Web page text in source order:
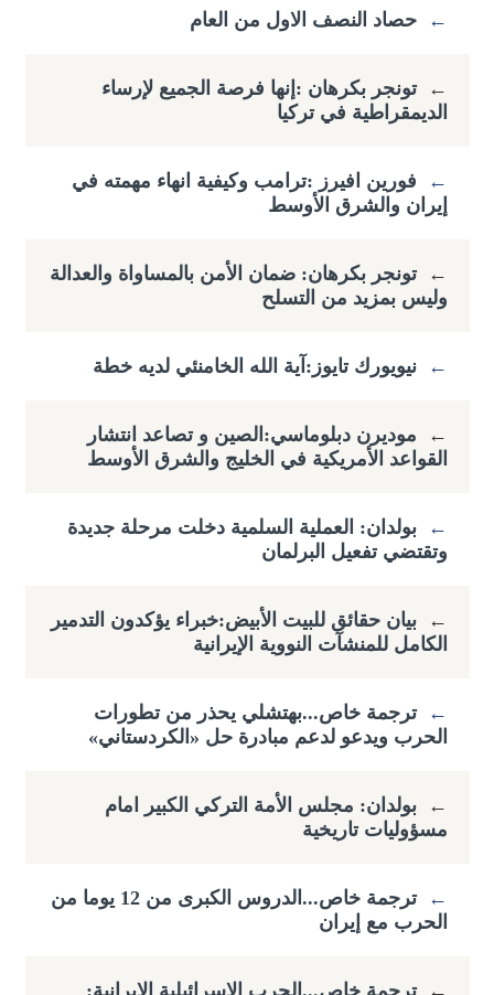
← حصاد النصف الاول من العام
← تونجر بكرهان :إنها فرصة الجميع لإرساء
الديمقراطية في تركيا
←
فورين افيرز :ترامب وكيفية انهاء مهمته في
إيران والشرق الأوسط
← تونجر بكرهان: ضمان الأمن بالمساواة والعدالة
وليس بمزيد من التسلح
← نيويورك تايوز:آية الله الخامنئي لديه خطة
←
موديرن دبلوماسي:الصين و تصاعد انتشار
القواعد الأمريكية في الخليج والشرق الأوسط
←
بولدان: العملية السلمية دخلت مرحلة جديدة
وتقتضي ​تفعيل البرلمان
←
بيان حقائق للبيت الأبيض:خبراء يؤكدون التدمير
الكامل للمنشآت النووية الإيرانية
← ترجمة خاص...بهتشلي يحذر من تطورات
الحرب ويدعو لدعم مبادرة حل «الكردستاني»
←
بولدان: مجلس الأمة التركي الكبير امام
مسؤوليات تاريخية
←
ترجمة خاص...الدروس الكبرى من 12 يوما من
الحرب مع إيران